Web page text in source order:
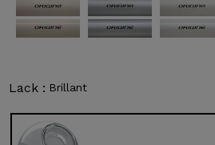
Lack : Brillant